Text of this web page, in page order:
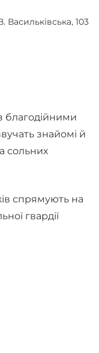
Васильківська, 103
благодійними
знайомі й
сольних
спрямують на
гвардії